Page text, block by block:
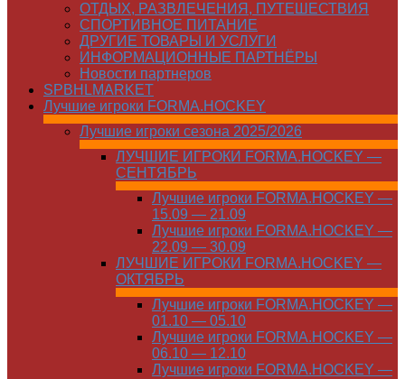
ОТДЫХ, РАЗВЛЕЧЕНИЯ, ПУТЕШЕСТВИЯ
СПОРТИВНОЕ ПИТАНИЕ
ДРУГИЕ ТОВАРЫ И УСЛУГИ
ИНФОРМАЦИОННЫЕ ПАРТНЁРЫ
Новости партнеров
SPBHLMARKET
Лучшие игроки FORMA.HOCKEY
Лучшие игроки сезона 2025/2026
ЛУЧШИЕ ИГРОКИ FORMA.HOCKEY —
СЕНТЯБРЬ
Лучшие игроки FORMA.HOCKEY —
15.09 — 21.09
Лучшие игроки FORMA.HOCKEY —
22.09 — 30.09
ЛУЧШИЕ ИГРОКИ FORMA.HOCKEY —
ОКТЯБРЬ
Лучшие игроки FORMA.HOCKEY —
01.10 — 05.10
Лучшие игроки FORMA.HOCKEY —
06.10 — 12.10
Лучшие игроки FORMA.HOCKEY —